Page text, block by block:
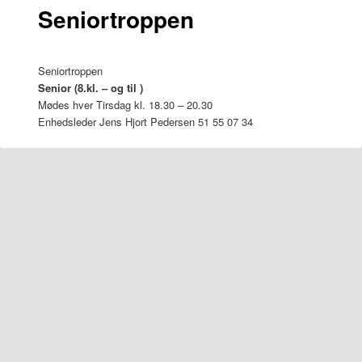
Seniortroppen
Seniortroppen
Senior (8.kl. – og til )
Mødes hver Tirsdag kl. 18.30 – 20.30
Enhedsleder Jens Hjort Pedersen 51 55 07 34